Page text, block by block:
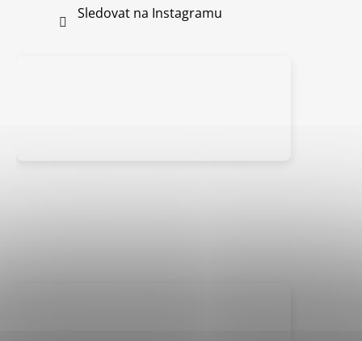
Sledovat na Instagramu